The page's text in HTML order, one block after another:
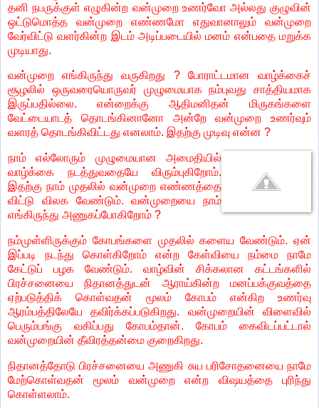
தனி நபருக்குள் எழுகின்ற வன்முறை உணர்வோ அல்லது குழுவின்
ஒட்டுமொத்த வன்முறை எண்ணமோ எதுவானாலும் வன்முறை
வேர்விட்டு வளர்கின்ற இடம் அடிப்படையில் மனம் என்பதை மறுக்க
முடியாது.
வன்முறை எங்கிருந்து வருகிறது ? போராட்டமான வாழ்க்கைச்
சூழலில் ஒருவரையொருவர் முழுமையாக நம்புவது சாத்தியமாக
இருப்பதில்லை. என்றைக்கு ஆதிமனிதன் மிருகங்களை
வேட்டையாடத் தொடங்கினானோ அன்றே வன்முறை உணர்வும்
வளரத் தொடங்கிவிட்டது எனலாம். இதற்கு முடிவு என்ன ?
நாம் எல்லோரும் முழுமையான அமைதியில்
வாழ்க்கை நடத்துவதையே விரும்புகிறோம்.
இதற்கு நாம் முதலில் வன்முறை எண்ணத்தை
விட்டு விலக வேண்டும். வன்முறையை நாம்
எங்கிருந்து அணுகப்போகிறோம் ?
நம்முள்ளிருக்கும் கோபங்களை முதலில் களைய வேண்டும். ஏன்
இப்படி நடந்து கொள்கிறோம் என்ற கேள்வியை நம்மை நாமே
கேட்டுப் பழக வேண்டும். வாழ்வின் சிக்கலான கட்டங்களில்
பிரச்சனையை நிதானத்துடன் ஆராய்கின்ற மனப்பக்குவத்தை
ஏற்படுத்திக் கொள்வதன் மூலம் கோபம் என்கிற உணர்வு
ஆரம்பத்திலேயே தவிர்க்கப்படுகிறது. வன்முறையின் விளைவில்
பெரும்பங்கு வகிப்பது கோபம்தான். கோபம் கைவிடப்பட்டால்
வன்முறையின் தீவிரத்தன்மை குறைகிறது.
நிதானத்தோடு பிரச்சனையை அணுகி சுய பரிசோதனையை நாமே
மேற்கொள்வதன் மூலம் வன்முறை என்ற விஷயத்தை புரிந்து
கொள்ளலாம்.